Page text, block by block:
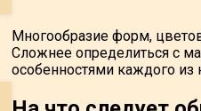
Многообразие форм,
Сложнее определиться с
особенностями каждого из